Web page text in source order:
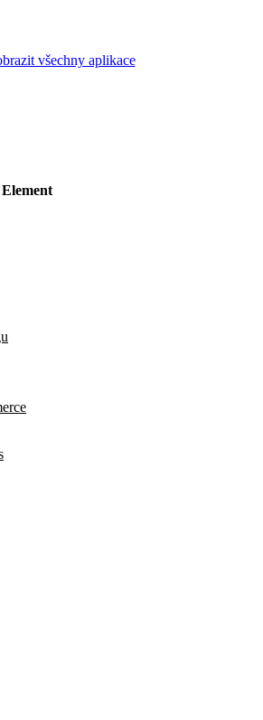
všechny aplikace
Element